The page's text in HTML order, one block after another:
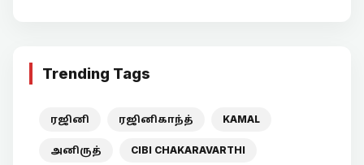
Trending Tags
ரஜினி ரஜினிகாந்த் KAMAL
அனிருத் CIBI CHAKARAVARTHI